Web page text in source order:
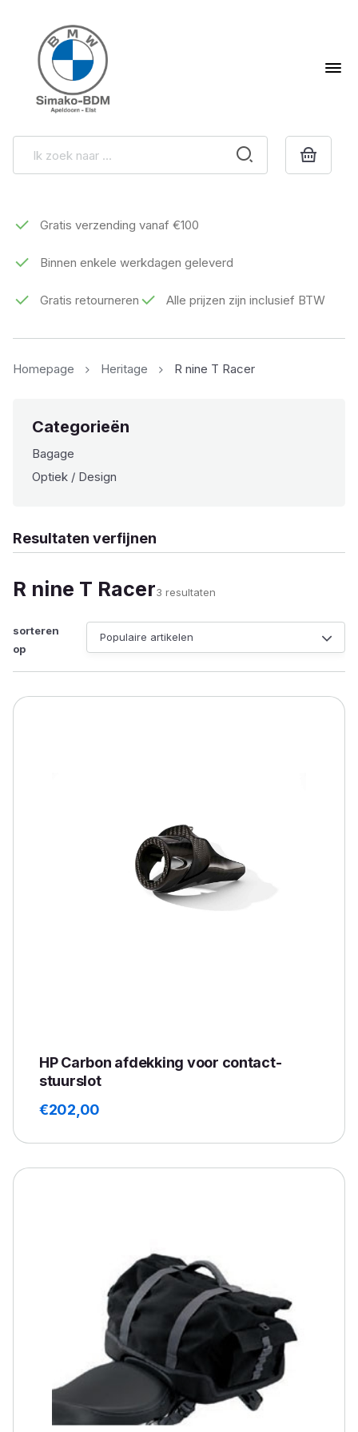
Gratis verzending vanaf €100
Binnen enkele werkdagen geleverd
Gratis retourneren Alle prijzen zijn inclusief BTW
Homepage Heritage R nine T Racer
R nine T Racer3 resultaten
sorteren
op
HP Carbon afdekking voor contact-
stuurslot
€202,00
Categorieën
Bagage
Optiek / Design
Resultaten verfijnen